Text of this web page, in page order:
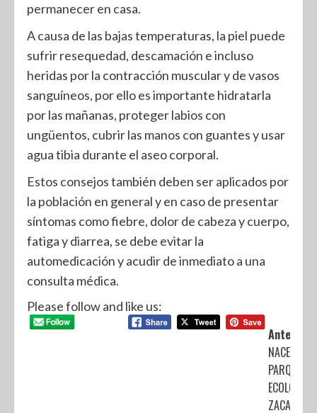
permanecer en casa.
A causa de las bajas temperaturas, la piel puede
sufrir resequedad, descamación e incluso
heridas por la contracción muscular y de vasos
sanguíneos, por ello es importante hidratarla
por las mañanas, proteger labios con
ungüentos, cubrir las manos con guantes y usar
agua tibia durante el aseo corporal.
Estos consejos también deben ser aplicados por
la población en general y en caso de presentar
síntomas como fiebre, dolor de cabeza y cuerpo,
fatiga y diarrea, se debe evitar la
automedicación y acudir de inmediato a una
consulta médica.
Please follow and like us:
Anterior:
NACE EN EL
PARQUE
ECOLÓGICO
ZACANGO